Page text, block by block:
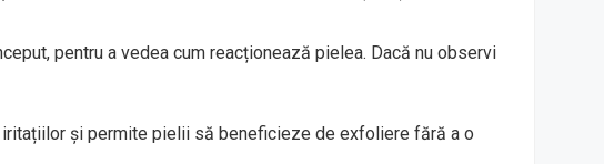
pentru a vedea cum reacționează pielea. Dacă nu observi
și permite pielii să beneficieze de exfoliere fără a o